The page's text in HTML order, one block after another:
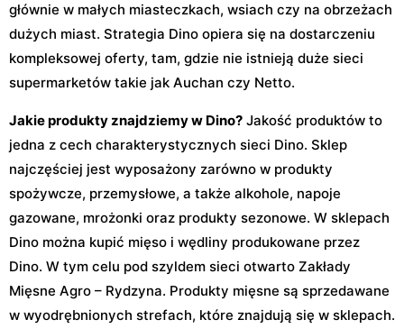
głównie w małych miasteczkach, wsiach czy na obrzeżach
dużych miast. Strategia Dino opiera się na dostarczeniu
kompleksowej oferty, tam, gdzie nie istnieją duże sieci
supermarketów takie jak Auchan czy Netto.
Jakie produkty znajdziemy w Dino? Jakość produktów to
jedna z cech charakterystycznych sieci Dino. Sklep
najczęściej jest wyposażony zarówno w produkty
spożywcze, przemysłowe, a także alkohole, napoje
gazowane, mrożonki oraz produkty sezonowe. W sklepach
Dino można kupić mięso i wędliny produkowane przez
Dino. W tym celu pod szyldem sieci otwarto Zakłady
Mięsne Agro – Rydzyna. Produkty mięsne są sprzedawane
w wyodrębnionych strefach, które znajdują się w sklepach.